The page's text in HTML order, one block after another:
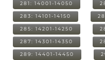
281: 14001-14050
283: 14101-14150
285: 14201-14250
287: 14301-14350
289: 14401-14450